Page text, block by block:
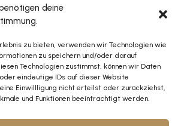
deine
zu bieten, verwenden wir Technologien wie
zu speichern und/oder darauf
Technologien zustimmst, können wir Daten
eindeutige IDs auf dieser Website
Einwillligung nicht erteilst oder zurückziehst,
und Funktionen beeinträchtigt werden.